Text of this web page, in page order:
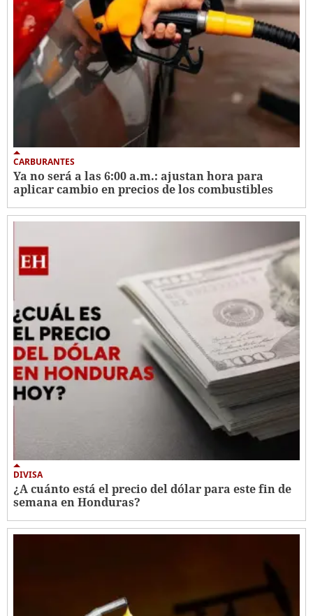
CARBURANTES
Ya no será a las 6:00 a.m.: ajustan hora para
aplicar cambio en precios de los combustibles
DIVISA
¿A cuánto está el precio del dólar para este fin de
semana en Honduras?